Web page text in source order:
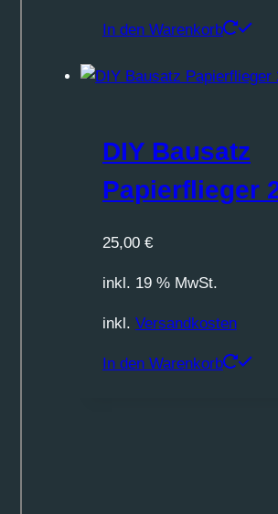
In den Warenkorb
DIY Bausatz
Papierflieger
25,00 €
inkl. 19 % MwSt.
inkl. Versandkosten
In den Warenkorb